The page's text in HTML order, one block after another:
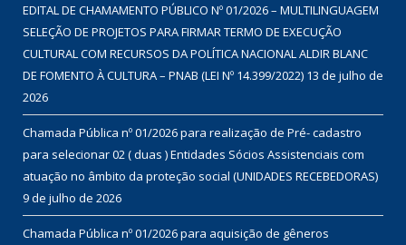
EDITAL DE CHAMAMENTO PÚBLICO Nº 01/2026 – MULTILINGUAGEM
SELEÇÃO DE PROJETOS PARA FIRMAR TERMO DE EXECUÇÃO
CULTURAL COM RECURSOS DA POLÍTICA NACIONAL ALDIR BLANC
DE FOMENTO À CULTURA – PNAB (LEI Nº 14.399/2022) 13 de julho de
2026
Chamada Pública nº 01/2026 para realização de Pré- cadastro
para selecionar 02 ( duas ) Entidades Sócios Assistenciais com
atuação no âmbito da proteção social (UNIDADES RECEBEDORAS)
9 de julho de 2026
Chamada Pública nº 01/2026 para aquisição de gêneros